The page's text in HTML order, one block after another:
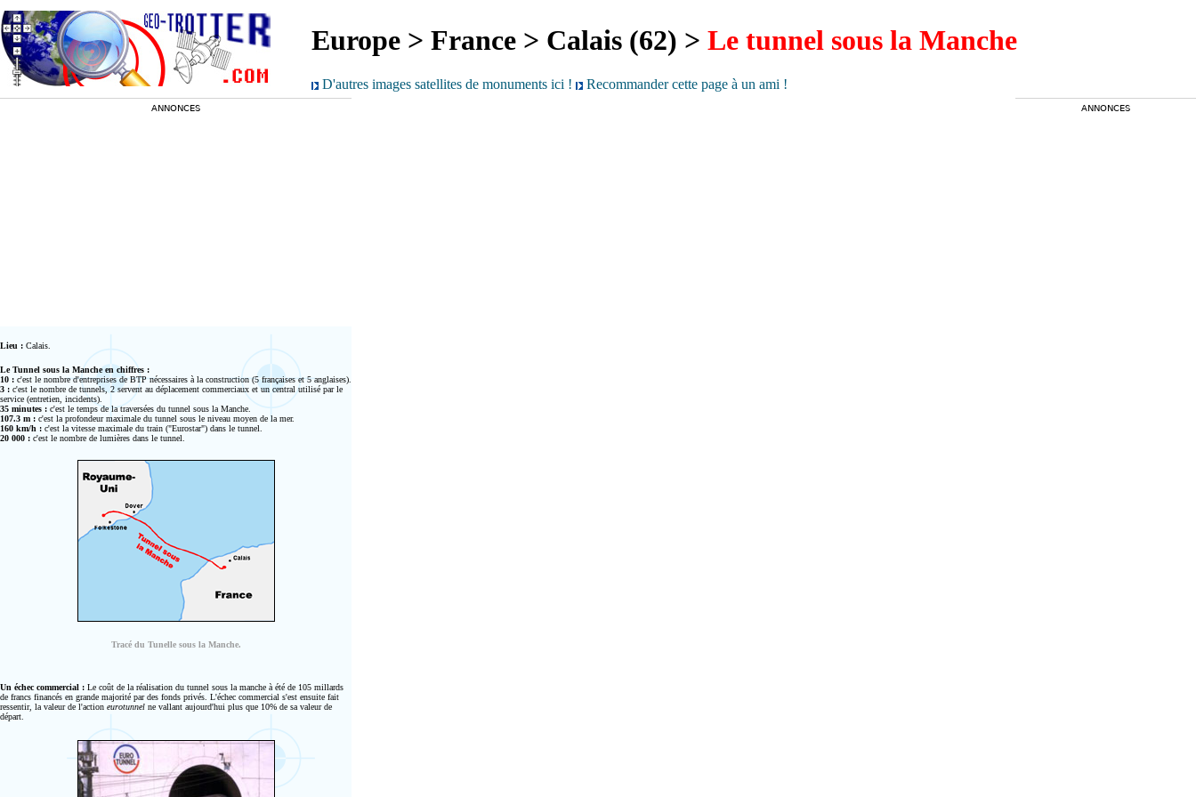
Europe > France > Calais (62) > Le tunnel sous la Manche
D'autres images satellites de monuments ici ! Recommander cette page à un ami !
ANNONCES
Lieu : Calais
Le Tunnel sous la Manche en chiffres :
10 : c'est le nombre d'entreprises de BTP nécessaires à la construction (5 françaises et 5 anglaises).
3 : c'est le nombre de tunnels, 2 servent au déplacement commerciaux et un central utilisé par le
service (entretien, incidents).
35 minutes : c'est le temps de la traversées du tunnel sous la Manche.
107.3 m : c'est la profondeur maximale du tunnel sous le niveau moyen de la mer.
160 km/h : c'est la vitesse maximale du train ("Eurostar") dans le tunnel.
20 000 : c'est le nombre de lumières dans le tunnel.
Tracé du Tunelle sous la Manche.
Un échec commercial : Le coût de la réalisation du tunnel sous la manche à été de 105 millards
de francs financés en grande majorité par des fonds privés. L'échec commercial s'est ensuite fait
ressentir, la valeur de l'action eurotunnel ne vallant aujourd'hui plus que 10% de sa valeur de
départ.
ANNONCES